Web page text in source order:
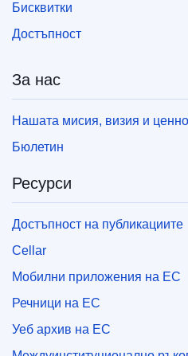
Бисквитки
Достъпност
За нас
Нашата мисия, визия и
Бюлетин
Ресурси
Достъпност на публикациите
Cellar
Мобилни приложения на ЕС
Речници на ЕС
Уеб архив на ЕС